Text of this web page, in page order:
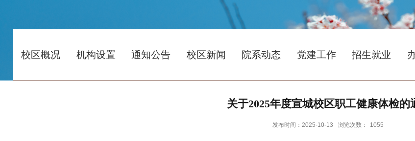
校区概况 机构设置 通知公告 校区新闻 院系动态 党建工作 招生就业
关于2025年度宣城校区职工健康体检的
发布时间：2025-10-13 浏览次数： 1055